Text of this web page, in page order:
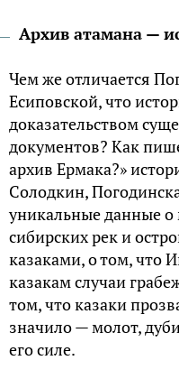
Архив атамана —
Чем же отличается
Есиповской, что
доказательством
документов? Как
архив Ермака?»
Солодкин,
уникальные данные
сибирских рек и
казаками, о том, что
казакам случаи
том, что казаки
значило — молот,
его силе.